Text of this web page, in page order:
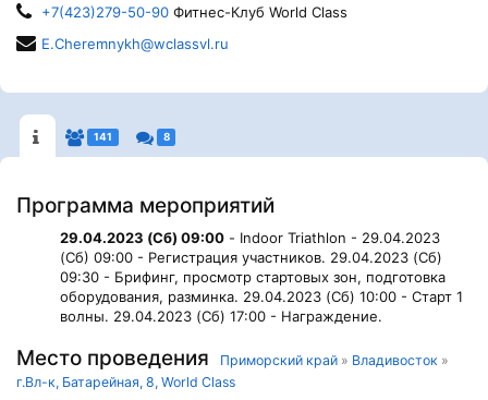
+7(423)279-50-90 Фитнес-Клуб World Class
E.Cheremnykh@wclassvl.ru
141 8
Программа мероприятий
29.04.2023 (Сб) 09:00 - Indoor Triathlon - 29.04.2023
(Сб) 09:00 - Регистрация участников. 29.04.2023 (Сб)
09:30 - Брифинг, просмотр стартовых зон, подготовка
оборудования, разминка. 29.04.2023 (Сб) 10:00 - Старт 1
волны. 29.04.2023 (Сб) 17:00 - Награждение.
Место проведения Приморский край » Владивосток »
г.Вл-к, Батарейная, 8, World Class